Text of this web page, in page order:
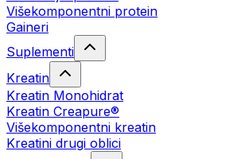
Višekomponentni protein
Gaineri
Suplementi
Kreatin
Kreatin Monohidrat
Kreatin Creapure®
Višekomponentni kreatin
Kreatini drugi oblici